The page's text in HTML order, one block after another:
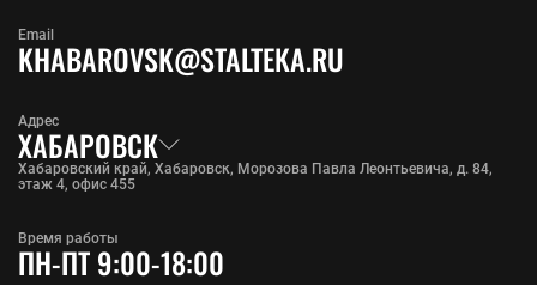
Адрес
ХАБАРОВСК
Хабаровский край, Хабаровск, Морозова Павла Леонтьевича, д. 84,
этаж 4, офис 455
Email
KHABAROVSK@STALTEKA.RU
Время работы
ПН-ПТ 9:00-18:00